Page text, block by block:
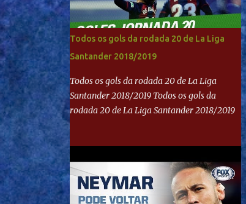
Todos os gols da rodada 20 de La Liga
Santander 2018/2019
Todos os gols da rodada 20 de La Liga
Santander 2018/2019 Todos os gols da
rodada 20 de La Liga Santander 2018/2019